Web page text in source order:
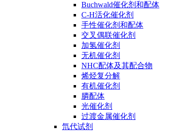
Buchwald催化剂和配体
C-H活化催化剂
手性催化剂和配体
交叉偶联催化剂
加氢催化剂
无机催化剂
NHC配体及其配合物
烯烃复分解
有机催化剂
膦配体
光催化剂
过渡金属催化剂
氘代试剂